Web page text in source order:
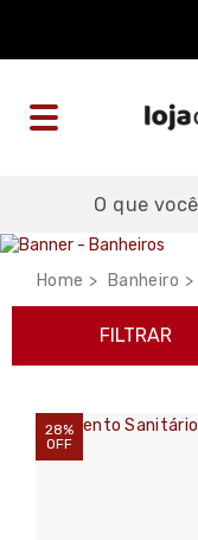
Banheiro
FILTRAR
28%
OFF